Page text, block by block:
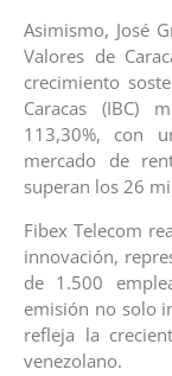
Asimismo, José
Valores de
crecimiento
Caracas (IBC)
113,30%, con
mercado de
superan los 26
Fibex Telecom
innovación,
de 1.500
emisión no solo
refleja la
venezolano.